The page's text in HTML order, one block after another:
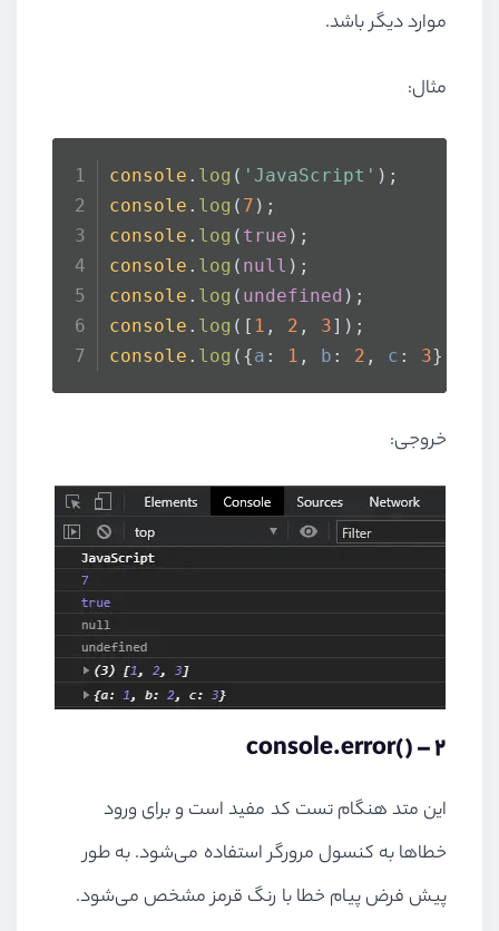
موارد دیگر باشد.
مثال:
console . log ( 'JavaScript' );
console . log ( 7 );
console . log ( true );
console . log ( null );
console . log ( undefined );
console . log ([ 1 , 2 , 3]);
console . log ({a : 1 , b : 2 , c : 3});
خروجی:
2 –
console.error()
این متد هنگام تست کد مفید است و برای ورود
خطاها به کنسول مرورگر استفاده می‌شود. به طور
پیش فرض پیام خطا با رنگ قرمز مشخص می‌شود.